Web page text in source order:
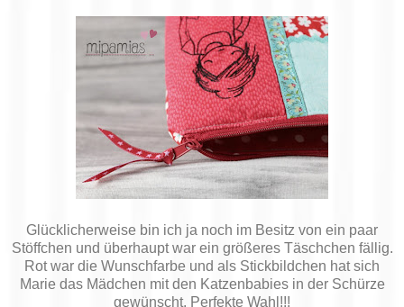
Glücklicherweise bin ich ja noch im Besitz von ein paar
Stöffchen und überhaupt war ein größeres Täschchen fällig.
Rot war die Wunschfarbe und als Stickbildchen hat sich
Marie das Mädchen mit den Katzenbabies in der Schürze
gewünscht. Perfekte Wahl!!!